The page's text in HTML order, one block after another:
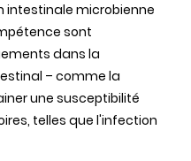
intestinale microbienne
sont
dans la
– comme la
une susceptibilité
telles que l'infection